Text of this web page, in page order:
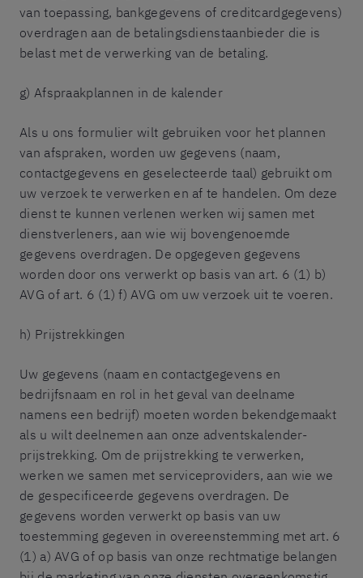
van toepassing, bankgegevens of creditcardgegevens)
overdragen aan de betalingsdienstaanbieder die is
belast met de verwerking van de betaling.
g) Afspraakplannen in de kalender
Als u ons formulier wilt gebruiken voor het plannen
van afspraken, worden uw gegevens (naam,
contactgegevens en geselecteerde taal) gebruikt om
uw verzoek te verwerken en af te handelen. Om deze
dienst te kunnen verlenen werken wij samen met
dienstverleners, aan wie wij bovengenoemde
gegevens overdragen. De opgegeven gegevens
worden door ons verwerkt op basis van art. 6 (1) b)
AVG of art. 6 (1) f) AVG om uw verzoek uit te voeren.
h) Prijstrekkingen
Uw gegevens (naam en contactgegevens en
bedrijfsnaam en rol in het geval van deelname
namens een bedrijf) moeten worden bekendgemaakt
als u wilt deelnemen aan onze adventskalender-
prijstrekking. Om de prijstrekking te verwerken,
werken we samen met serviceproviders, aan wie we
de gespecificeerde gegevens overdragen. De
gegevens worden verwerkt op basis van uw
toestemming gegeven in overeenstemming met art. 6
(1) a) AVG of op basis van onze rechtmatige belangen